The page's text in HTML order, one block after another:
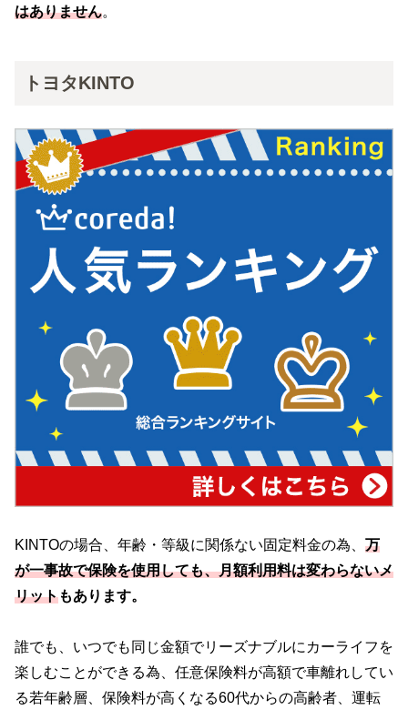
はありません。
トヨタKINTO
KINTOの場合、年齢・等級に関係ない固定料金の為、 万
が一事故で保険を使用しても、月額利用料は変わらないメ
リットもあります。
誰でも、いつでも同じ金額でリーズナブルにカーライフを
楽しむことができる為、任意保険料が高額で車離れしてい
る若年齢層、保険料が高くなる60代からの高齢者、運転